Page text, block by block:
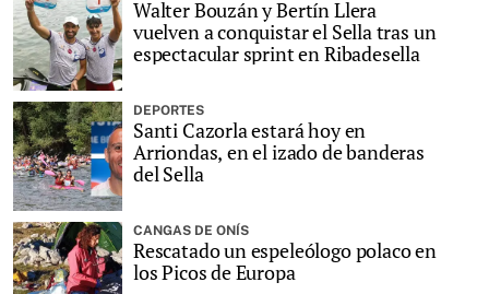
Walter Bouzán y Bertín Llera
vuelven a conquistar el Sella tras un
espectacular sprint en Ribadesella
DEPORTES
Santi Cazorla estará hoy en
Arriondas, en el izado de banderas
del Sella
CANGAS DE ONÍS
Rescatado un espeleólogo polaco en
los Picos de Europa